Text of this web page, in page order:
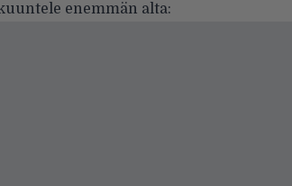
enemmän alta: